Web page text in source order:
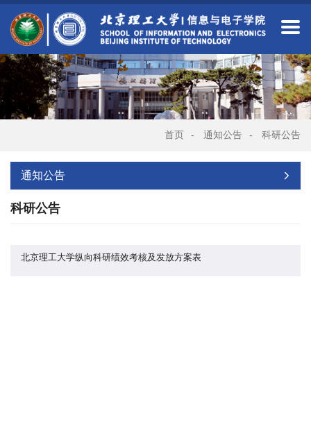
首页 - 通知公告 - 科研公告
通知公告
科研公告
北京理工大学纵向科研绩效考核及发放方案表